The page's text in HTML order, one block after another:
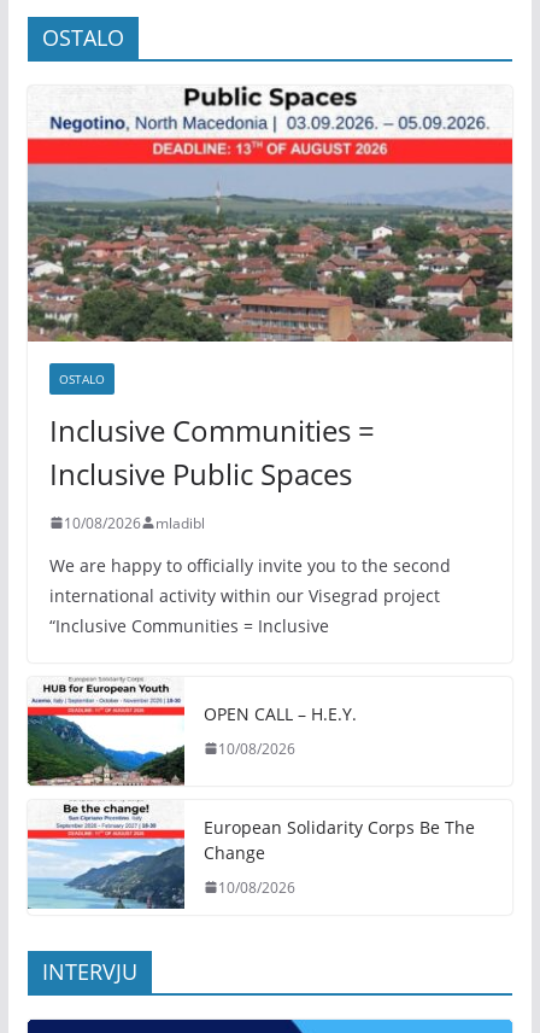
OSTALO
OSTALO
Inclusive Communities =
Inclusive Public Spaces
10/08/2026 mladibl
We are happy to officially invite you to the second
international activity within our Visegrad project
“Inclusive Communities = Inclusive
OPEN CALL – H.E.Y.
10/08/2026
European Solidarity Corps Be The
Change
10/08/2026
INTERVJU